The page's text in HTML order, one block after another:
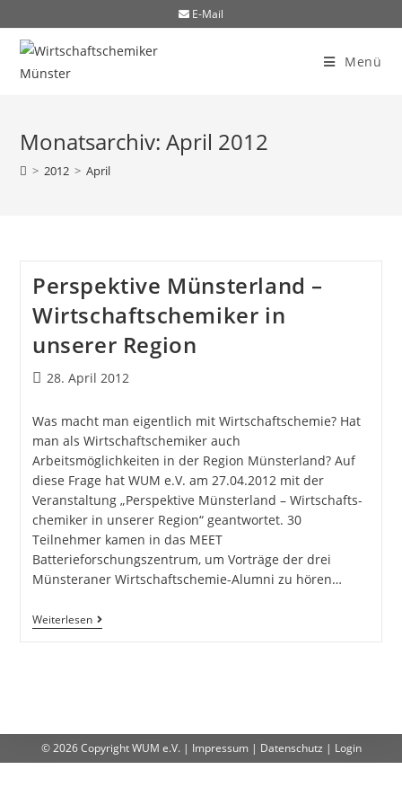
E-Mail
Menü
Monatsarchiv: April 2012
> 2012 > April
Perspektive Münsterland –
Wirtschaftschemiker in
unserer Region
28. April 2012
Was macht man eigentlich mit Wirtschaftschemie? Hat
man als Wirtschaftschemiker auch
Arbeitsmöglichkeiten in der Region Münsterland? Auf
diese Frage hat WUM e.V. am 27.04.2012 mit der
Veranstaltung „Perspektive Münsterland – Wirtschafts-
chemiker in unserer Region“ geantwortet. 30
Teilnehmer kamen in das MEET
Batterieforschungszentrum, um Vorträge der drei
Münsteraner Wirtschaftschemie-Alumni zu hören…
Weiterlesen
© 2026 CopyrightWUM e.V.| Impressum| Datenschutz | Login